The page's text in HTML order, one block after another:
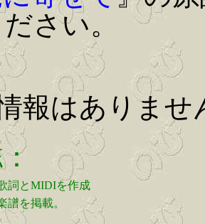
さい。
報はありませ
詞とMIDIを作成
譜を掲載。